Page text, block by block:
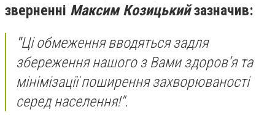
зверненні Максим Козицькийзазначив:
"Ці обмеження вводяться задля
збереження нашого з Вами здоров’я та
мінімізації поширення захворюваності
серед населення!".